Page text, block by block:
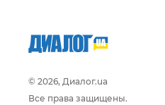
© 2026, Диалог.ua
Все права защищены.